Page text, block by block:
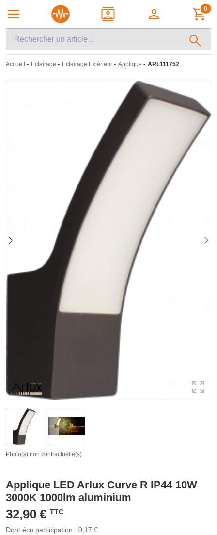
0
Accueil - Eclairage - Eclairage Extérieur - Applique - ARL111752
Photo(s) non contractuelle(s)
Applique LED Arlux Curve R IP44 10W
3000K 1000lm aluminium
32,90 € TTC
Dont éco participation : 0,17 €